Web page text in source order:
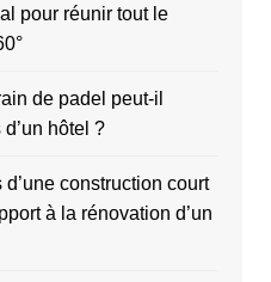
pour réunir tout le
de padel peut-il
hôtel ?
construction court
à la rénovation d’un